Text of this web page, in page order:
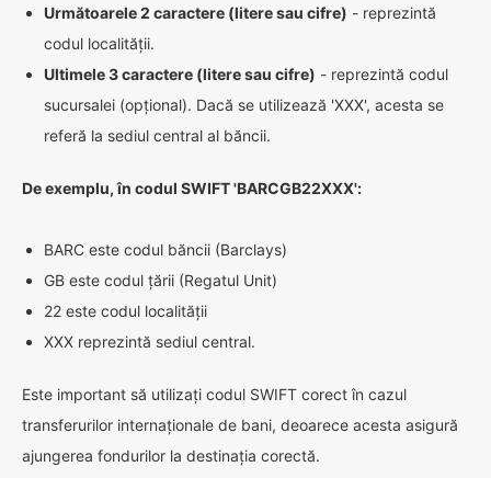
Următoarele 2 caractere (litere sau cifre) - reprezintă
codul localității.
Ultimele 3 caractere (litere sau cifre) - reprezintă codul
sucursalei (opțional). Dacă se utilizează 'XXX', acesta se
referă la sediul central al băncii.
De exemplu, în codul SWIFT 'BARCGB22XXX':
BARC este codul băncii (Barclays)
GB este codul țării (Regatul Unit)
22 este codul localității
XXX reprezintă sediul central.
Este important să utilizați codul SWIFT corect în cazul
transferurilor internaționale de bani, deoarece acesta asigură
ajungerea fondurilor la destinația corectă.